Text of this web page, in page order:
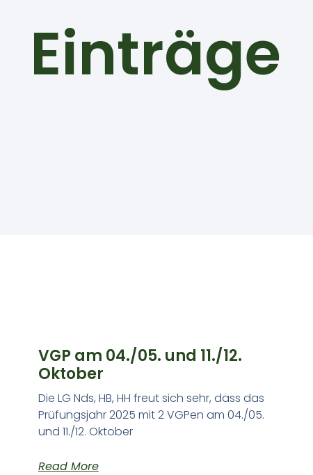
Einträge
VGP am 04./05. und 11./12.
Oktober
Die LG Nds, HB, HH freut sich sehr, dass das
Prüfungsjahr 2025 mit 2 VGPen am 04./05.
und 11./12. Oktober
Read More